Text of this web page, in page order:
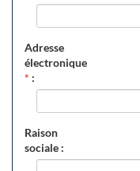
Adresse
électronique
* :
Raison
sociale :